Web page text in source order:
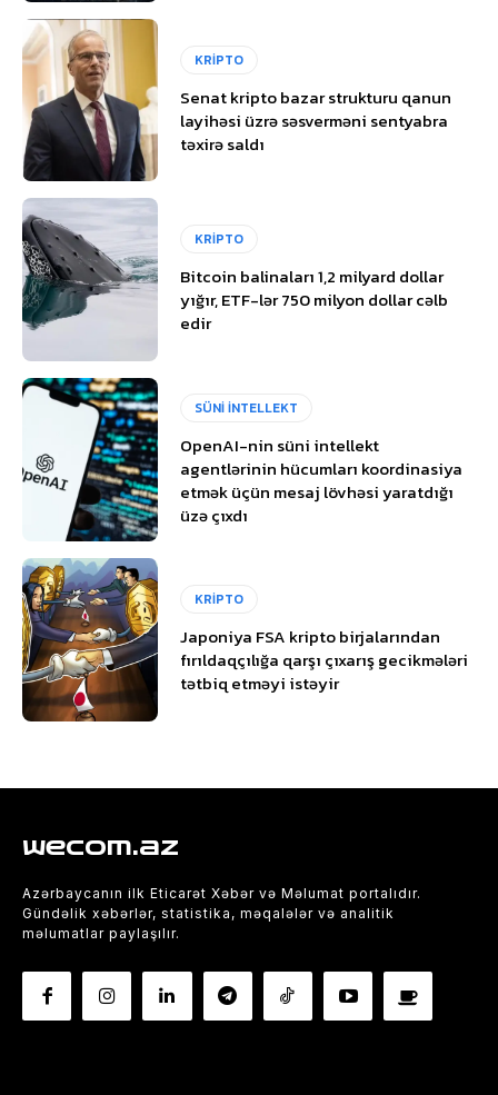
KRİPTO
Senat kripto bazar strukturu qanun
layihəsi üzrə səsverməni sentyabra
təxirə saldı
KRİPTO
Bitcoin balinaları 1,2 milyard dollar
yığır, ETF-lər 750 milyon dollar cəlb
edir
SÜNİ İNTELLEKT
OpenAI-nin süni intellekt
agentlərinin hücumları koordinasiya
etmək üçün mesaj lövhəsi yaratdığı
üzə çıxdı
KRİPTO
Japoniya FSA kripto birjalarından
fırıldaqçılığa qarşı çıxarış gecikmələri
tətbiq etməyi istəyir
wecom.az
Azərbaycanın ilk Eticarət Xəbər və Məlumat portalıdır.
Gündəlik xəbərlər, statistika, məqalələr və analitik
məlumatlar paylaşılır.